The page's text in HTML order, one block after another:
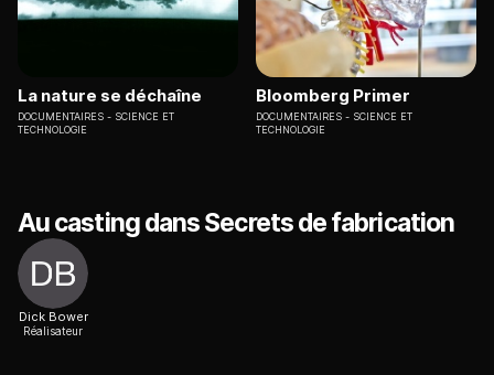
La nature se déchaîne
DOCUMENTAIRES
SCIENCE ET
TECHNOLOGIE
Bloomberg Primer
DOCUMENTAIRES
SCIENCE ET
TECHNOLOGIE
Au casting dans Secrets de fabrication
Dick Bower
Réalisateur